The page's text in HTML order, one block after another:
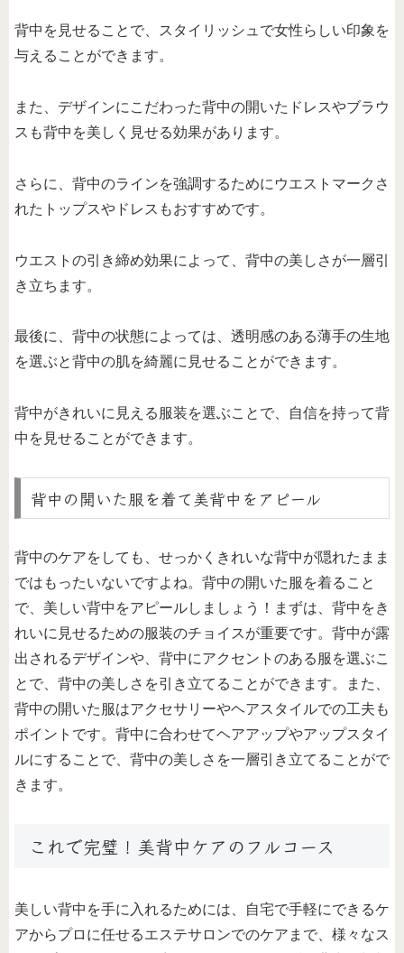
背中を見せることで、スタイリッシュで女性らしい印象を
与えることができます。
また、デザインにこだわった背中の開いたドレスやブラウ
スも背中を美しく見せる効果があります。
さらに、背中のラインを強調するためにウエストマークさ
れたトップスやドレスもおすすめです。
ウエストの引き締め効果によって、背中の美しさが一層引
き立ちます。
最後に、背中の状態によっては、透明感のある薄手の生地
を選ぶと背中の肌を綺麗に見せることができます。
背中がきれいに見える服装を選ぶことで、自信を持って背
中を見せることができます。
背中の開いた服を着て美背中をアピール
背中のケアをしても、せっかくきれいな背中が隠れたまま
ではもったいないですよね。背中の開いた服を着ること
で、美しい背中をアピールしましょう！まずは、背中をき
れいに見せるための服装のチョイスが重要です。背中が露
出されるデザインや、背中にアクセントのある服を選ぶこ
とで、背中の美しさを引き立てることができます。また、
背中の開いた服はアクセサリーやヘアスタイルでの工夫も
ポイントです。背中に合わせてヘアアップやアップスタイ
ルにすることで、背中の美しさを一層引き立てることがで
きます。
これで完璧！美背中ケアのフルコース
美しい背中を手に入れるためには、自宅で手軽にできるケ
アからプロに任せるエステサロンでのケアまで、様々なス